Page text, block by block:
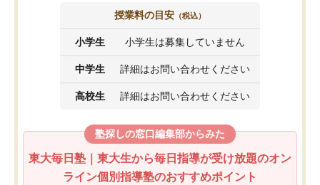
授業料の目安 （税込）
小学生 小学生は募集していません
中学生 詳細はお問い合わせください
高校生 詳細はお問い合わせください
塾探しの窓口編集部からみた
東大毎日塾｜東大生から毎日指導が受け放題のオン
ライン個別指導塾のおすすめポイント